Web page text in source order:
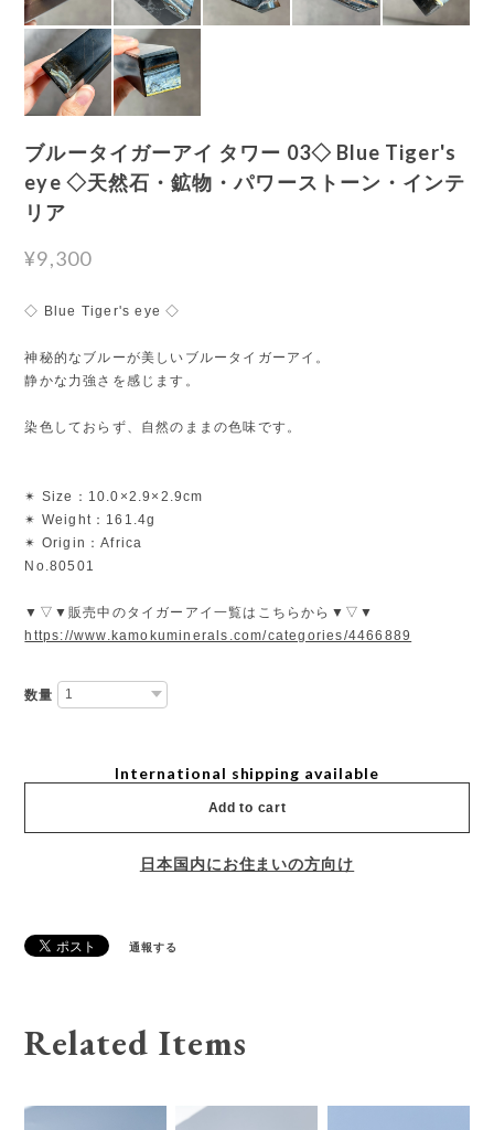
ブルータイガーアイ タワー 03◇ Blue Tiger's
eye ◇天然石・鉱物・パワーストーン・インテ
リア
¥9,300
◇ Blue Tiger's eye ◇
神秘的なブルーが美しいブルータイガーアイ。
静かな力強さを感じます。
染色しておらず、自然のままの色味です。
✴︎ Size：10.0×2.9×2.9cm
✴︎ Weight：161.4g
✴︎ Origin：Africa
No.80501
▼▽▼販売中のタイガーアイ一覧はこちらから▼▽▼
https://www.kamokuminerals.com/categories/4466889
数量
International shipping available
Add to cart
日本国内にお住まいの方向け
通報する
Related Items